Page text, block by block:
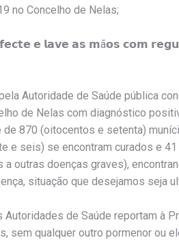
no Concelho de Nelas;
𝗲 𝗹𝗮𝘃𝗲 𝗮𝘀 𝗺ã𝗼𝘀 𝗰𝗼𝗺
Autoridade de Saúde pública
de Nelas com diagnóstico
870 (oitocentos e setenta)
e seis) se encontram curados e 41
outras doenças graves),
situação que desejamos seja
de Saúde reportam à
sem qualquer outro pormenor ou